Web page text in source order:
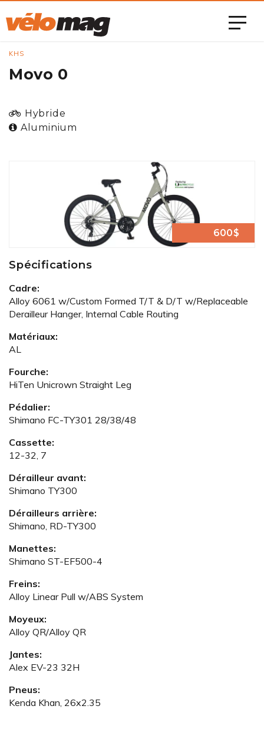
KHS
Movo 0
Hybride
Aluminium
600$
Spécifications
Cadre:
Alloy 6061 w/Custom Formed T/T & D/T w/Replaceable
Derailleur Hanger, Internal Cable Routing
Matériaux:
AL
Fourche:
HiTen Unicrown Straight Leg
Pédalier:
Shimano FC-TY301 28/38/48
Cassette:
12-32, 7
Dérailleur avant:
Shimano TY300
Dérailleurs arrière:
Shimano, RD-TY300
Manettes:
Shimano ST-EF500-4
Freins:
Alloy Linear Pull w/ABS System
Moyeux:
Alloy QR/Alloy QR
Jantes:
Alex EV-23 32H
Pneus:
Kenda Khan, 26x2.35